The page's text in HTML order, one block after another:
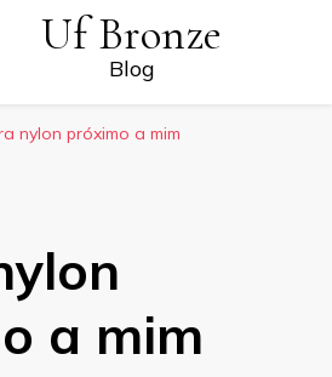
Uf Bronze
Blog
nylon próximo a mim
a mim